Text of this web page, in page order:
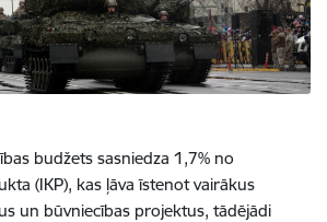
budžets sasniedza 1,7% no
(IKP), kas ļāva īstenot vairākus
un būvniecības projektus, tādējādi